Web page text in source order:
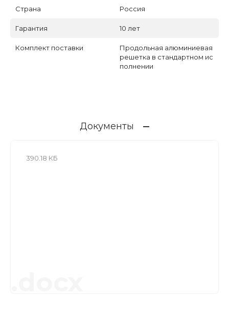
Страна Россия
Гарантия 10 лет
Комплект поставки
Продольная алюминиевая
решетка в стандартном ис
полнении
Документы
390.18 КБ